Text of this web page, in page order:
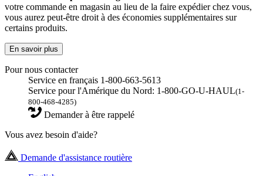
votre commande en magasin au lieu de la faire expédier chez vous,
vous aurez peut-être droit à des économies supplémentaires sur
certains produits.
En savoir plus
Pour nous contacter
Service en français 1-800-663-5613
Service pour l'Amérique du Nord: 1-800-GO-U-HAUL(1-
800-468-4285)
Demander à être rappelé
Vous avez besoin d'aide?
Demande d'assistance routière